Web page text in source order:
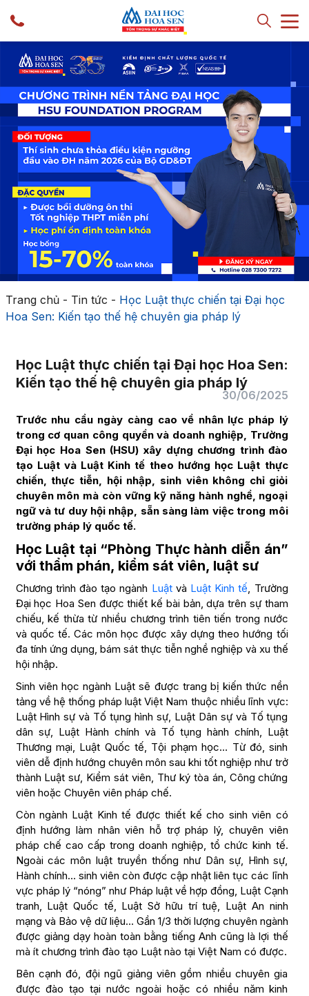
Trang chủ- Tin tức - Học Luật thực chiến tại Đại học
Hoa Sen: Kiến tạo thế hệ chuyên gia pháp lý
Học Luật thực chiến tại Đại học Hoa Sen:
Kiến tạo thế hệ chuyên gia pháp lý
30/06/2025
Trước nhu cầu ngày càng cao về nhân lực pháp lý
trong cơ quan công quyền và doanh nghiệp, Trường
Đại học Hoa Sen (HSU) xây dựng chương trình đào
tạo Luật và Luật Kinh tế theo hướng học Luật thực
chiến, thực tiễn, hội nhập, sinh viên không chỉ giỏi
chuyên môn mà còn vững kỹ năng hành nghề, ngoại
ngữ và tư duy hội nhập, sẵn sàng làm việc trong môi
trường pháp lý quốc tế.
Học Luật tại “Phòng Thực hành diễn án”
với thẩm phán, kiểm sát viên, luật sư
Chương trình đào tạo ngành Luậtvà Luật Kinh tế, Trường
Đại học Hoa Sen được thiết kế bài bản, dựa trên sự tham
chiếu, kế thừa từ nhiều chương trình tiên tiến trong nước
và quốc tế. Các môn học được xây dựng theo hướng tối
đa tính ứng dụng, bám sát thực tiễn nghề nghiệp và xu thế
hội nhập.
Sinh viên học ngành Luật sẽ được trang bị kiến thức nền
tảng về hệ thống pháp luật Việt Nam thuộc nhiều lĩnh vực:
Luật Hình sự và Tố tụng hình sự, Luật Dân sự và Tố tụng
dân sự, Luật Hành chính và Tố tụng hành chính, Luật
Thương mại, Luật Quốc tế, Tội phạm học… Từ đó, sinh
viên dễ định hướng chuyên môn sau khi tốt nghiệp như trở
thành Luật sư, Kiểm sát viên, Thư ký tòa án, Công chứng
viên hoặc Chuyên viên pháp chế.
Còn ngành Luật Kinh tế được thiết kế cho sinh viên có
định hướng làm nhân viên hỗ trợ pháp lý, chuyên viên
pháp chế cao cấp trong doanh nghiệp, tổ chức kinh tế.
Ngoài các môn luật truyền thống như Dân sự, Hình sự,
Hành chính… sinh viên còn được cập nhật liên tục các lĩnh
vực pháp lý “nóng” như Pháp luật về hợp đồng, Luật Cạnh
tranh, Luật Quốc tế, Luật Sở hữu trí tuệ, Luật An ninh
mạng và Bảo vệ dữ liệu… Gần 1/3 thời lượng chuyên ngành
được giảng dạy hoàn toàn bằng tiếng Anh cũng là lợi thế
mà ít chương trình đào tạo Luật nào tại Việt Nam có được.
Bên cạnh đó, đội ngũ giảng viên gồm nhiều chuyên gia
được đào tạo tại nước ngoài hoặc có nhiều năm kinh